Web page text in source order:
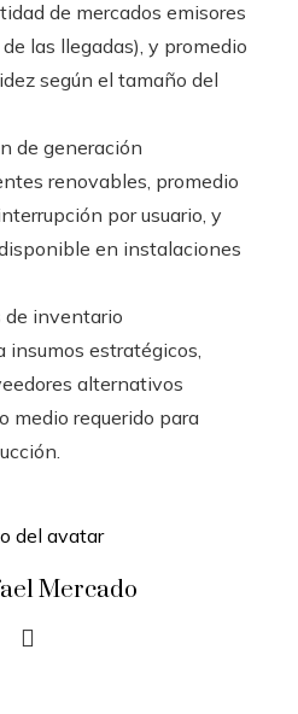
de mercados emisores
las llegadas), y promedio
según el tamaño del
de generación
renovables, promedio
por usuario, y
en instalaciones
de inventario
estratégicos,
alternativos
medio requerido para
Mercado